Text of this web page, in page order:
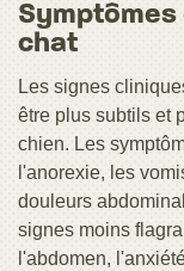
chat
Les signes
être plus subtils et
chien. Les
l'anorexie, les
douleurs
signes moins
l'abdomen,